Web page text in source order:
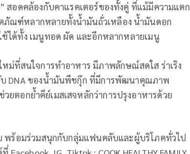
สอดคล้องกับคาแรคเตอร์ของทั้งคู่ ที่แม้มีความแตก
ภัณฑ์หลากหลายทั้งน้ำมันถั่วเหลือง น้ำมันดอก
ได้ทั้ง เมนูทอด ผัด และอีกหลากหลายเมนู
ม่ที่สนใจการทำอาหาร มีภาพลักษณ์สดใส ร่าเริง
DNA ของน้ำมันพืชกุ๊ก ที่มีการพัฒนาคุณภาพ
ตอกย้ำคีย์เมสเสจหลักว่าการปรุงอาหารด้วย
พร้อมร่วมสนุกกับกลุ่มแฟนคลับและผู้บริโภคทั่วไป